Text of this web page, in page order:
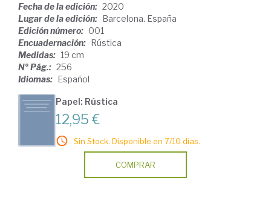
Fecha de la edición: 2020
Lugar de la edición: Barcelona. España
Edición número: 001
Encuadernación: Rústica
Medidas: 19 cm
Nº Pág.: 256
Idiomas: Español
Papel: Rústica
12,95 €
Sin Stock. Disponible en 7/10 días.
COMPRAR